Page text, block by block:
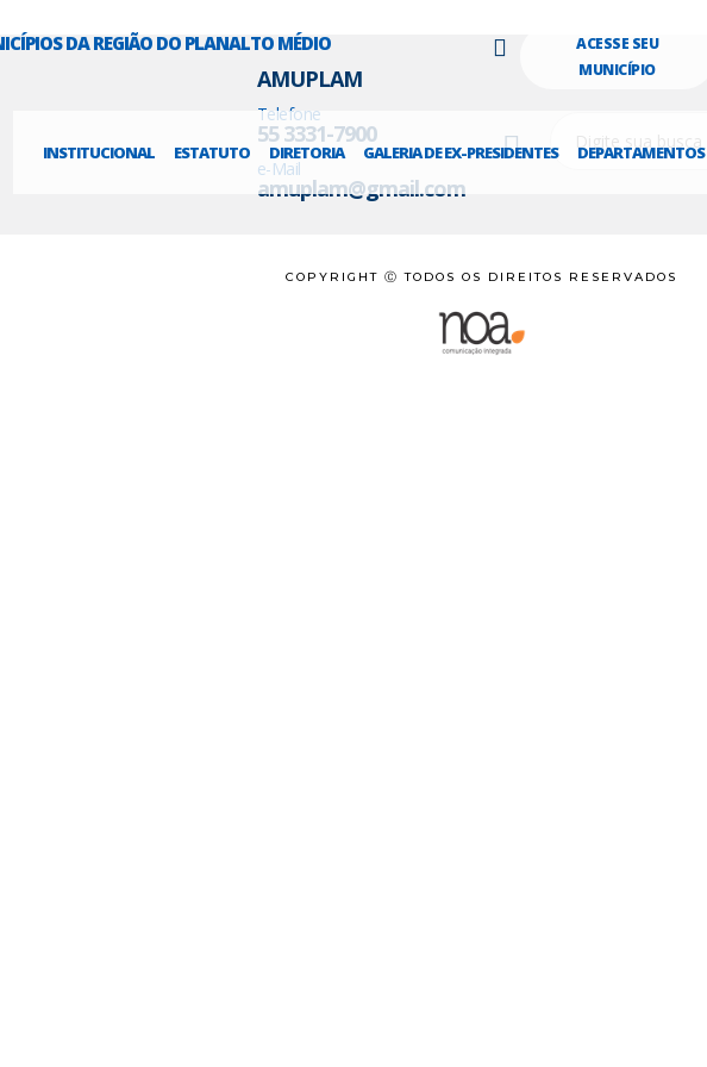
DA REGIÃO DO PLANALTO MÉDIO
ACESSE SEU
MUNICÍPIO
INSTITUCIONAL ESTATUTO DIRETORIA GALERIA DE EX-PRESIDENTES DEPARTAMENTOS
AMUPLAM
Telefone
55 3331-7900
e-Mail
amuplam@gmail.com
COPYRIGHT Ⓒ TODOS OS DIREITOS RESERVADOS